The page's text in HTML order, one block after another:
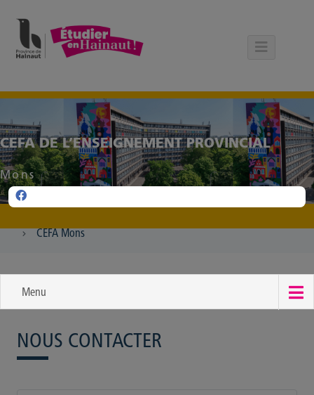
CEFA DE L’ENSEIGNEMENT PROVINCIAL
Mons
CEFA Mons
Menu
NOUS CONTACTER